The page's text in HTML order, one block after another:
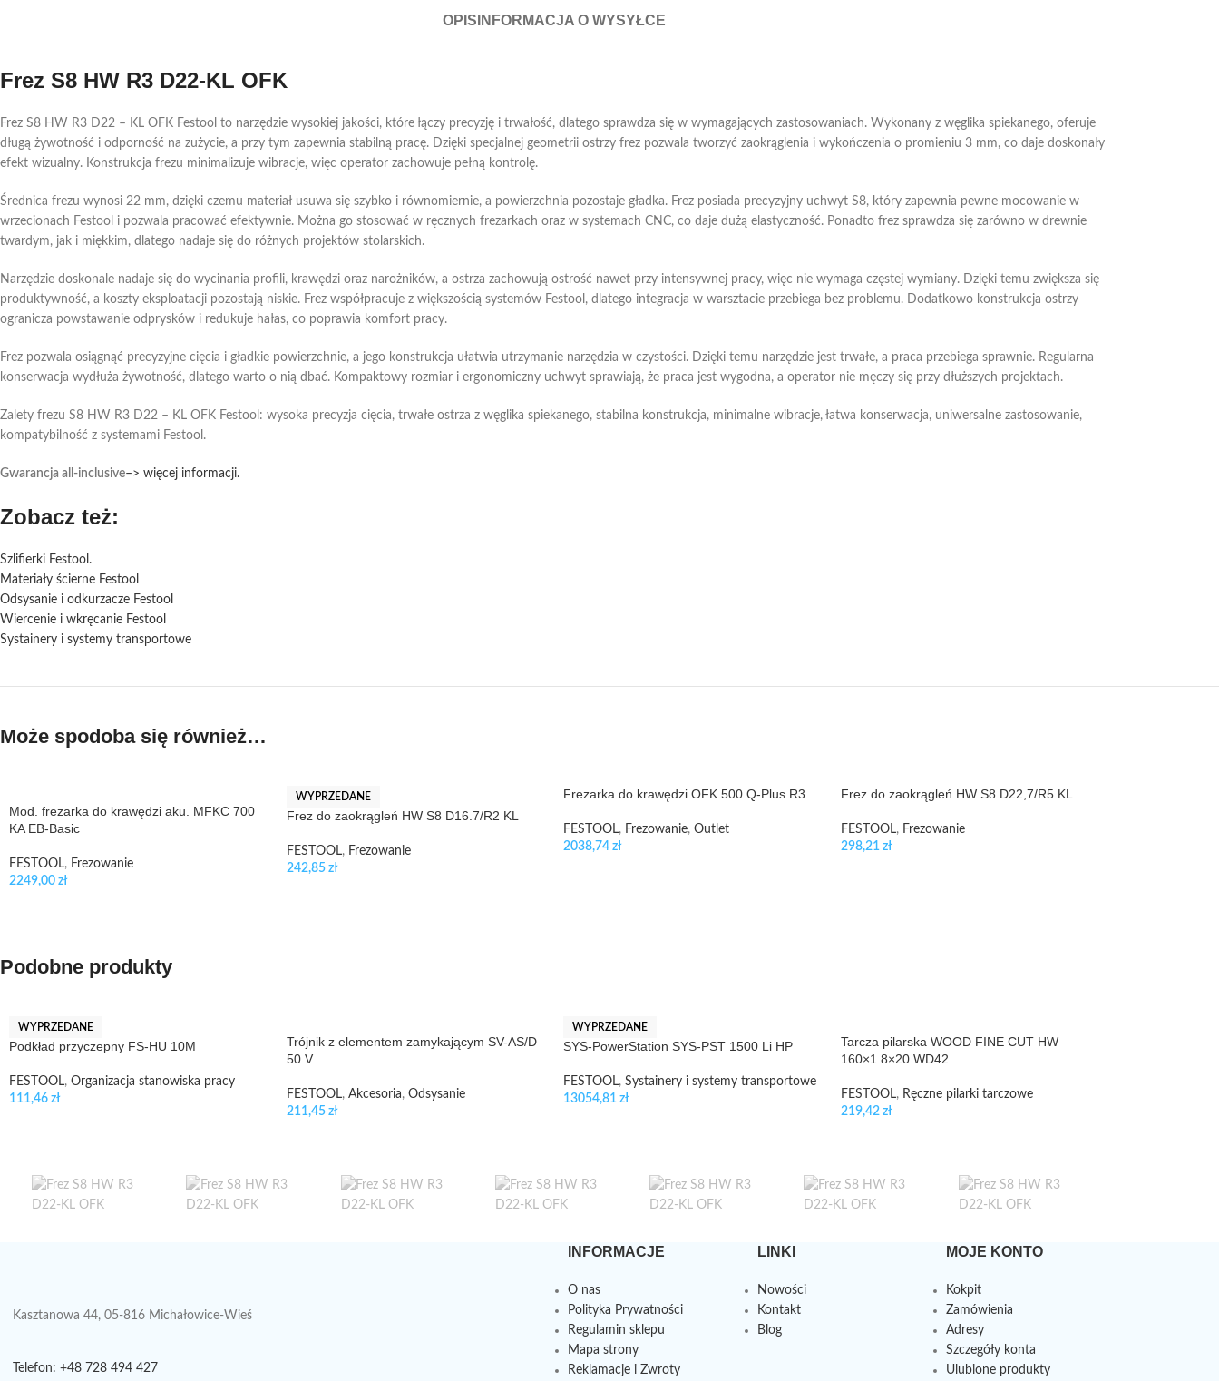
OPIS INFORMACJA O WYSYŁCE
Frez S8 HW R3 D22-KL OFK
Frez S8 HW R3 D22 – KL OFK Festool to narzędzie wysokiej jakości, które łączy precyzję i trwałość, dlatego sprawdza się w wymagających zastosowaniach. Wykonany z węglika spiekanego, oferuje
długą żywotność i odporność na zużycie, a przy tym zapewnia stabilną pracę. Dzięki specjalnej geometrii ostrzy frez pozwala tworzyć zaokrąglenia i wykończenia o promieniu 3 mm, co daje doskonały
efekt wizualny. Konstrukcja frezu minimalizuje wibracje, więc operator zachowuje pełną kontrolę.
Średnica frezu wynosi 22 mm, dzięki czemu materiał usuwa się szybko i równomiernie, a powierzchnia pozostaje gładka. Frez posiada precyzyjny uchwyt S8, który zapewnia pewne mocowanie w
wrzecionach Festool i pozwala pracować efektywnie. Można go stosować w ręcznych frezarkach oraz w systemach CNC, co daje dużą elastyczność. Ponadto frez sprawdza się zarówno w drewnie
twardym, jak i miękkim, dlatego nadaje się do różnych projektów stolarskich.
Narzędzie doskonale nadaje się do wycinania profili, krawędzi oraz narożników, a ostrza zachowują ostrość nawet przy intensywnej pracy, więc nie wymaga częstej wymiany. Dzięki temu zwiększa się
produktywność, a koszty eksploatacji pozostają niskie. Frez współpracuje z większością systemów Festool, dlatego integracja w warsztacie przebiega bez problemu. Dodatkowo konstrukcja ostrzy
ogranicza powstawanie odprysków i redukuje hałas, co poprawia komfort pracy.
Frez pozwala osiągnąć precyzyjne cięcia i gładkie powierzchnie, a jego konstrukcja ułatwia utrzymanie narzędzia w czystości. Dzięki temu narzędzie jest trwałe, a praca przebiega sprawnie. Regularna
konserwacja wydłuża żywotność, dlatego warto o nią dbać. Kompaktowy rozmiar i ergonomiczny uchwyt sprawiają, że praca jest wygodna, a operator nie męczy się przy dłuższych projektach.
Zalety frezu S8 HW R3 D22 – KL OFK Festool: wysoka precyzja cięcia, trwałe ostrza z węglika spiekanego, stabilna konstrukcja, minimalne wibracje, łatwa konserwacja, uniwersalne zastosowanie,
kompatybilność z systemami Festool.
Gwarancja all-inclusive–> więcej informacji.
Zobacz też:
Szlifierki Festool.
Materiały ścierne Festool
Odsysanie i odkurzacze Festool
Wiercenie i wkręcanie Festool
Systainery i systemy transportowe
Może spodoba się również…
Mod. frezarka do krawędzi aku. MFKC 700
KA EB-Basic
FESTOOL, Frezowanie
2249,00 zł
WYPRZEDANE
Frez do zaokrągleń HW S8 D16.7/R2 KL
FESTOOL, Frezowanie
242,85 zł
Frezarka do krawędzi OFK 500 Q-Plus R3
FESTOOL, Frezowanie, Outlet
2038,74 zł
Frez do zaokrągleń HW S8 D22,7/R5 KL
FESTOOL, Frezowanie
298,21 zł
Podobne produkty
WYPRZEDANE
Podkład przyczepny FS-HU 10M
FESTOOL, Organizacja stanowiska pracy
111,46 zł
Trójnik z elementem zamykającym SV-AS/D
50 V
FESTOOL, Akcesoria, Odsysanie
211,45 zł
WYPRZEDANE
SYS-PowerStation SYS-PST 1500 Li HP
FESTOOL, Systainery i systemy transportowe
13054,81 zł
Tarcza pilarska WOOD FINE CUT HW
160×1.8×20 WD42
FESTOOL, Ręczne pilarki tarczowe
219,42 zł
Kasztanowa 44, 05-816 Michałowice-Wieś
Telefon: +48 728 494 427
INFORMACJE
O nas
Polityka Prywatności
Regulamin sklepu
Mapa strony
Reklamacje i Zwroty
LINKI
Nowości
Kontakt
Blog
MOJE KONTO
Kokpit
Zamówienia
Adresy
Szczegóły konta
Ulubione produkty